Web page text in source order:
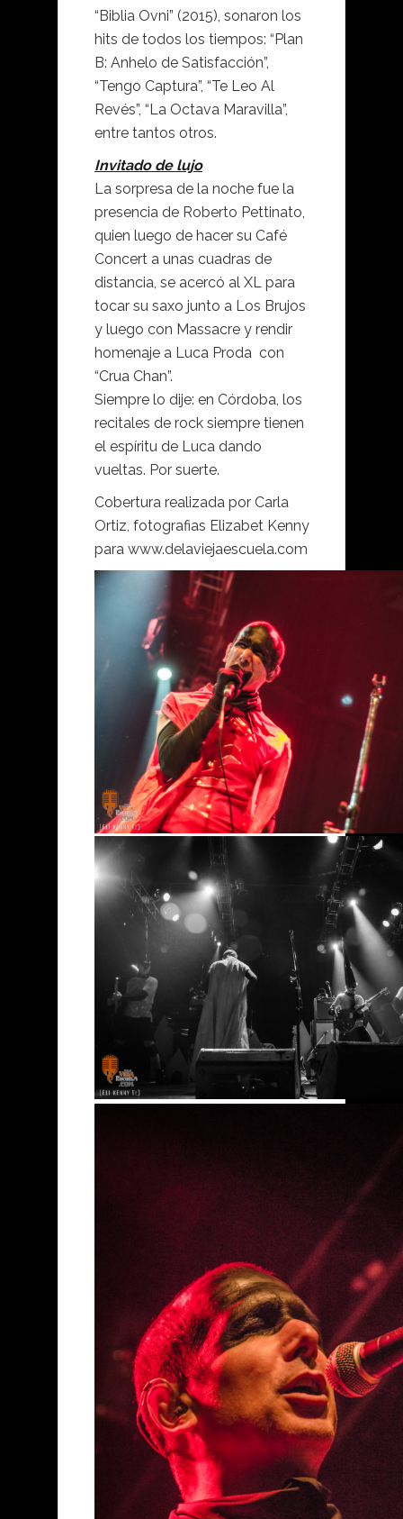
“Biblia Ovni” (2015), sonaron los
hits de todos los tiempos: “Plan
B: Anhelo de Satisfacción”,
“Tengo Captura”, “Te Leo Al
Revés”, “La Octava Maravilla”,
entre tantos otros.
Invitado de lujo
La sorpresa de la noche fue la
presencia de Roberto Pettinato,
quien luego de hacer su Café
Concert a unas cuadras de
distancia, se acercó al XL para
tocar su saxo junto a Los Brujos
y luego con Massacre y rendir
homenaje a Luca Proda con
“Crua Chan”.
Siempre lo dije: en Córdoba, los
recitales de rock siempre tienen
el espíritu de Luca dando
vueltas. Por suerte.
Cobertura realizada por Carla
Ortiz, fotografias Elizabet Kenny
para www.delaviejaescuela.com